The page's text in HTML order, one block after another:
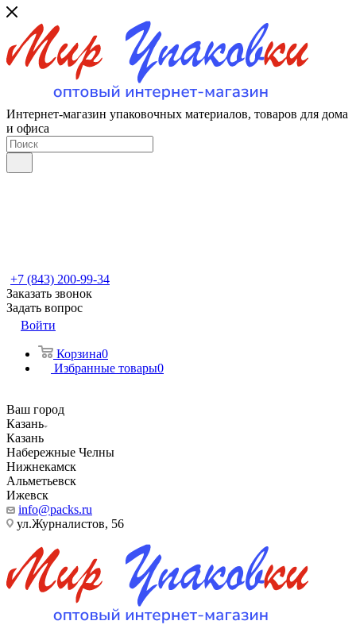
Интернет-магазин упаковочных материалов, товаров для дома
и офиса
+7 (843) 200-99-34
Заказать звонок
Задать вопрос
Войти
Корзина0
Избранные товары0
Ваш город
Казань
Казань
Набережные Челны
Нижнекамск
Альметьевск
Ижевск
info@packs.ru
ул.Журналистов, 56